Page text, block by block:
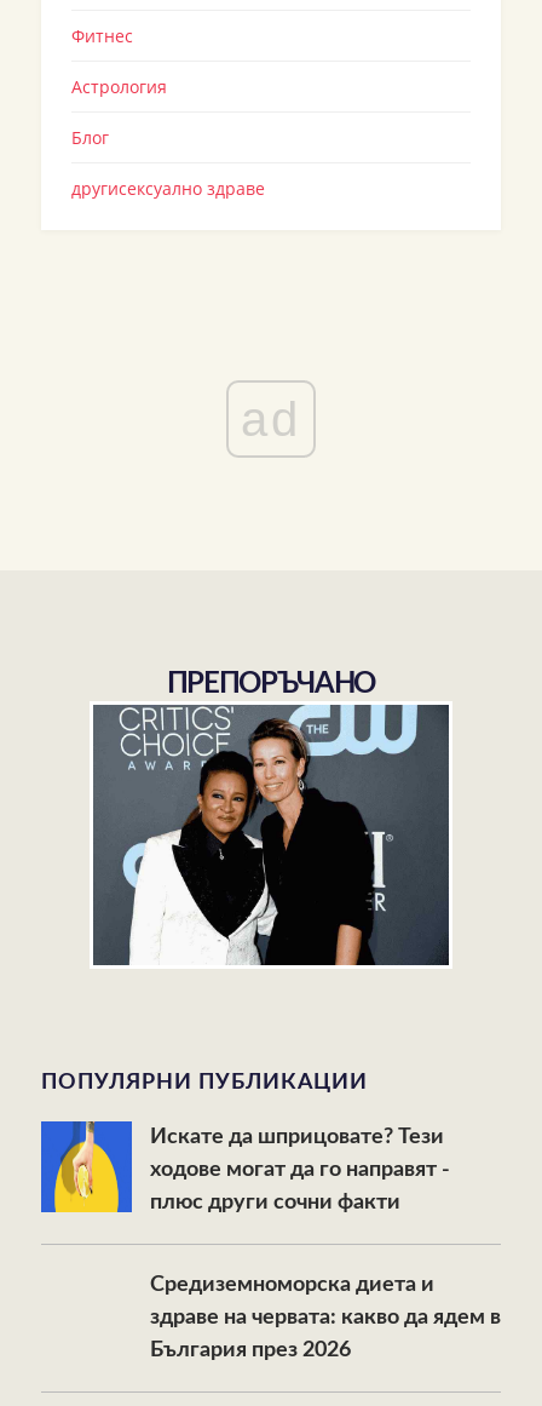
Фитнес
Астрология
Блог
другисексуално здраве
ad
ПРЕПОРЪЧАНО
ПОПУЛЯРНИ ПУБЛИКАЦИИ
Искате да шприцовате? Тези
ходове могат да го направят -
плюс други сочни факти
Средиземноморска диета и
здраве на червата: какво да ядем в
България през 2026